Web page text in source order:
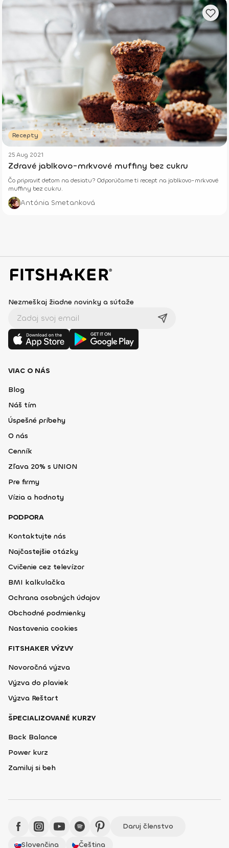
Recepty
25 Aug 2021
Zdravé jablkovo-mrkvové muffiny bez cukru
Čo pripraviť deťom na desiatu? Odporúčame ti recept na jablkovo-mrkvové
muffiny bez cukru.
Antónia Smetanková
Nezmeškaj žiadne novinky a súťaže
VIAC O NÁS
Blog
Náš tím
Úspešné príbehy
O nás
Cenník
Zľava 20% s UNION
Pre firmy
Vízia a hodnoty
PODPORA
Kontaktujte nás
Najčastejšie otázky
Cvičenie cez televízor
BMI kalkulačka
Ochrana osobných údajov
Obchodné podmienky
Nastavenia cookies
FITSHAKER VÝZVY
Novoročná výzva
Výzva do plaviek
Výzva Reštart
ŠPECIALIZOVANÉ KURZY
Back Balance
Power kurz
Zamiluj si beh
Daruj členstvo
Slovenčina
Čeština